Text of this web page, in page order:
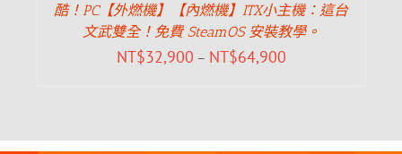
酷！PC【外燃機】【內燃機】ITX小主機：這台
文武雙全！免費 SteamOS 安裝教學。
NT$32,900 – NT$64,900